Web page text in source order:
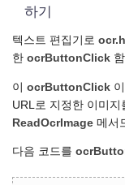
하기
텍스트 편집기로
한 ocrButtonClick
이 ocrButtonClick
URL로 지정한 이미
ReadOcrImage 메서
다음 코드를